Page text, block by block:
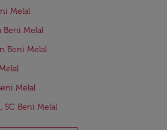
Melal
Beni Melal
Beni Melal
Melal
SC Beni Melal